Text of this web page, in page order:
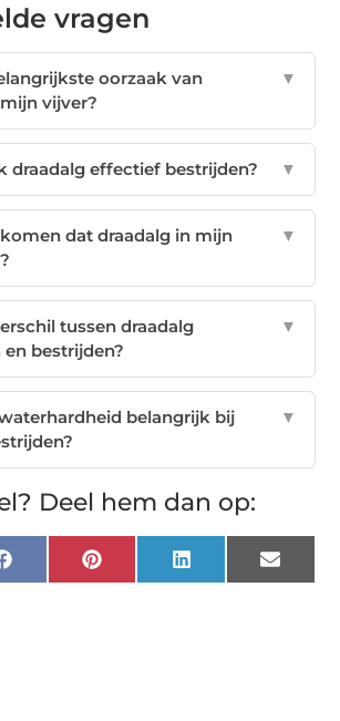
vragen
oorzaak van
vijver?
▼
draadalg effectief bestrijden? ▼
dat draadalg in mijn
▼
tussen draadalg
bestrijden?
▼
belangrijk bij
▼
Deel hem dan op:
FacebookPinterest LinkedIn Email